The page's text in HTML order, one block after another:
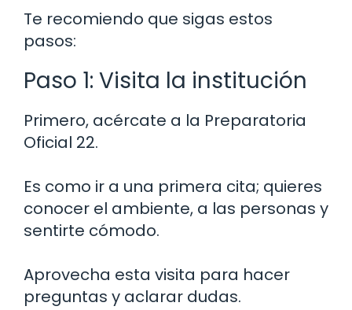
Te recomiendo que sigas estos
pasos:
Paso 1: Visita la institución
Primero, acércate a la Preparatoria
Oficial 22.
Es como ir a una primera cita; quieres
conocer el ambiente, a las personas y
sentirte cómodo.
Aprovecha esta visita para hacer
preguntas y aclarar dudas.